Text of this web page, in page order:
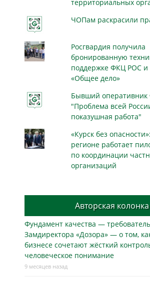
территориальных
ЧОПам раскрасили
Росгвардия получила
бронированную
поддержке ФКЦ РОС и
«Общее дело»
Бывший
"Проблема всей
показушная работа"
«Курск без
регионе работает
по координации
организаций
Авторская колонка
Фундамент качества —
Замдиректора «Дозора» — о том,
бизнесe сочетают жёсткий
человеческое понимание
9 месяцев назад